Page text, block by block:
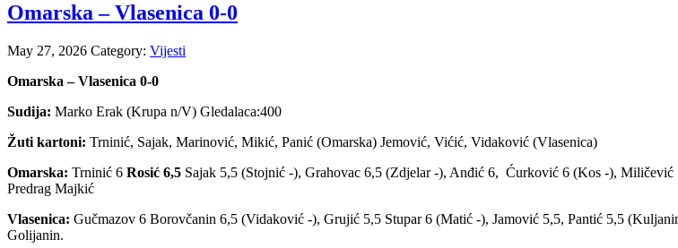
Omarska – Vlasenica 0-0
May 27, 2026 Category: Vijesti
Omarska – Vlasenica 0-0
Sudija: Marko Erak (Krupa n/V) Gledalaca:400
Žuti kartoni: Trninić, Sajak, Marinović, Mikić, Panić (Omarska) Jemović, Vićić, Vidaković (Vlasenica)
Omarska: Trninić 6 Rosić 6,5 Sajak 5,5 (Stojnić -), Grahovac 6,5 (Zdjelar -), Anđić 6, Ćurković 6 (Kos -),
Predrag Majkić
Vlasenica: Gučmazov 6 Borovčanin 6,5 (Vidaković -), Grujić 5,5 Stupar 6 (Matić -), Jamović 5,5, Pantić 5,5
Golijanin.